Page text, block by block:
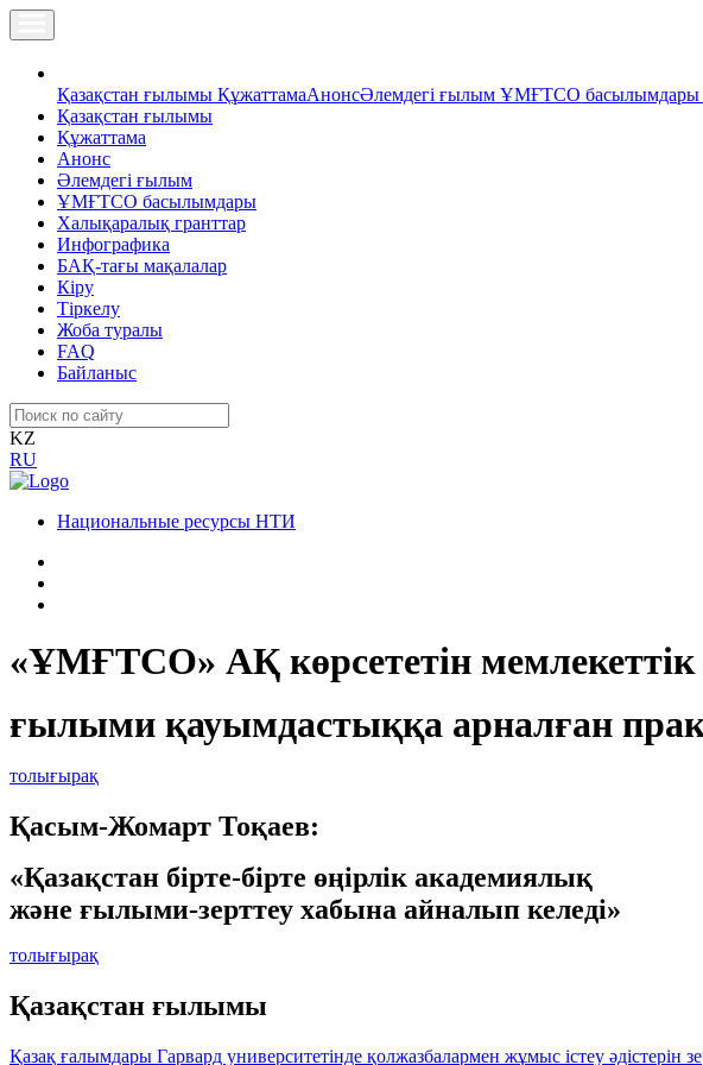
Қазақстан ғылымы ҚұжаттамаАнонсӘлемдегі ғылым ҰМҒТСО басылымдары
Қазақстан ғылымы
Құжаттама
Анонс
Әлемдегі ғылым
ҰМҒТСО басылымдары
Халықаралық гранттар
Инфографика
БАҚ-тағы мақалалар
Кіру
Тіркелу
Жоба туралы
FAQ
Байланыс
KZ
RU
Национальные ресурсы НТИ
«ҰМҒТСО» АҚ көрсететін мемлекеттік
ғылыми қауымдастыққа арналған
толығырақ
Қасым-Жомарт Тоқаев:
«Қазақстан бірте-бірте өңірлік академиялық
және ғылыми-зерттеу хабына айналып келеді»
толығырақ
Қазақстан ғылымы
Қазақ ғалымдары Гарвард университетінде қолжазбалармен жұмыс істеу әдістерін